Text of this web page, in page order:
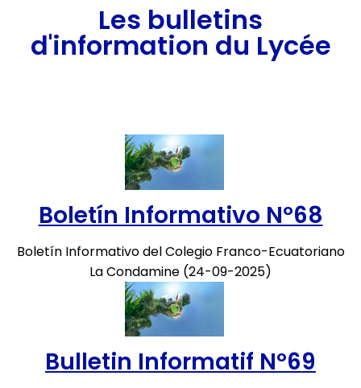
Les bulletins
d'information du Lycée
Boletín Informativo Nº68
Boletín Informativo del Colegio Franco-Ecuatoriano
La Condamine (24-09-2025)
Bulletin Informatif Nº69